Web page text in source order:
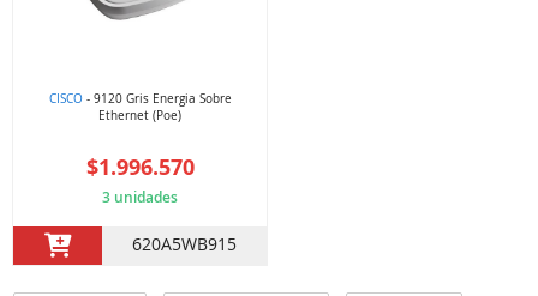
CISCO- 9120 Gris Energia Sobre
Ethernet (Poe)
$1.996.570
3 unidades
620A5WB915